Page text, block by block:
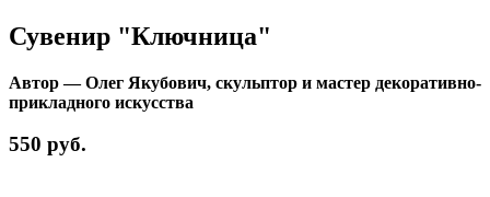
Сувенир "Ключница"
Автор — Олег Якубович, скульптор и мастер декоративно-
прикладного искусства
550 руб.